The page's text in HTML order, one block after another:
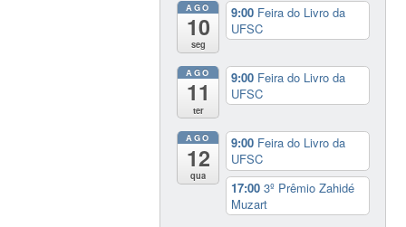
AGO
10
seg
9:00 Feira do Livro da
UFSC
AGO
11
ter
9:00 Feira do Livro da
UFSC
AGO
12
qua
9:00 Feira do Livro da
UFSC
17:003º Prêmio Zahidé
Muzart